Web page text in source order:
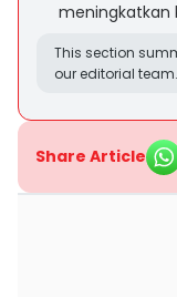
meningkatkan
This section
our editorial team.
Share Article